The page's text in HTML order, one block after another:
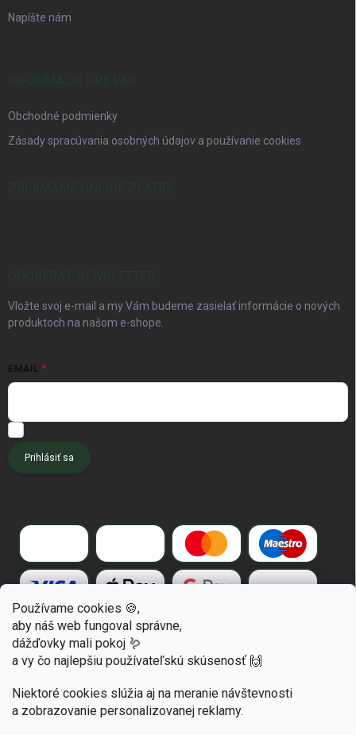
Používame cookies 🍪,
aby náš web fungoval správne,
dážďovky mali pokoj 🪱
a vy čo najlepšiu používateľskú skúsenosť 🙌
Niektoré cookies slúžia aj na meranie návštevnosti
a zobrazovanie personalizovanej reklamy.
Napíšte nám
Obchodné podmienky
Zásady spracúvania osobných údajov a používanie cookies
Vložte svoj e-mail a my Vám budeme zasielať informácie o nových
produktoch na našom e-shope.
EMAIL
Prihlásiť sa